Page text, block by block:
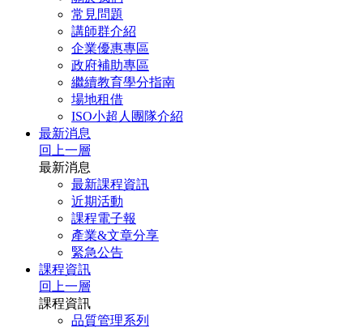
常見問題
講師群介紹
企業優惠專區
政府補助專區
繼續教育學分指南
場地租借
ISO小超人團隊介紹
最新消息
回上一層
最新消息
最新課程資訊
近期活動
課程電子報
產業&文章分享
緊急公告
課程資訊
回上一層
課程資訊
品質管理系列